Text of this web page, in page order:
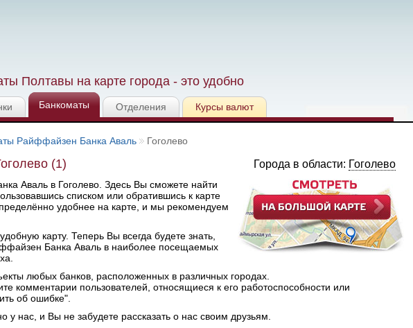
Полтавы на карте города - это удобно
Банкоматы Отделения Курсы валют
Райффайзен Банка Аваль Гоголево
(1) Города в области: Гоголево
Аваль в Гоголево. Здесь Вы сможете найти
списком или обратившись к карте
удобнее на карте, и мы рекомендуем
карту. Теперь Вы всегда будете знать,
Банка Аваль в наиболее посещаемых
любых банков, расположенных в различных городах.
комментарии пользователей, относящиеся к его работоспособности или
об ошибке".
нас, и Вы не забудете рассказать о нас своим друзьям.